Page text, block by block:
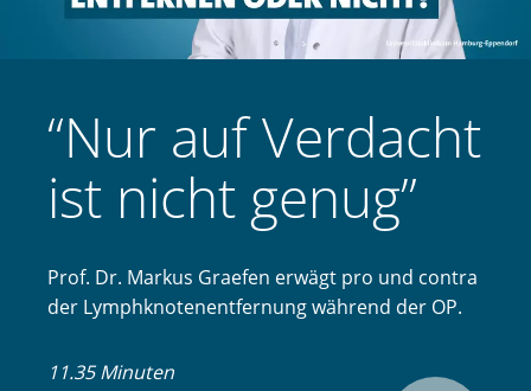
“Nur auf Verdacht
ist nicht genug”
Prof. Dr. Markus Graefen erwägt pro und contra
der Lymphknoten­entfernung während der OP.
11.35 Minuten